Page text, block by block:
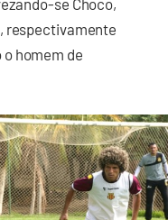
respectivamente
homem de